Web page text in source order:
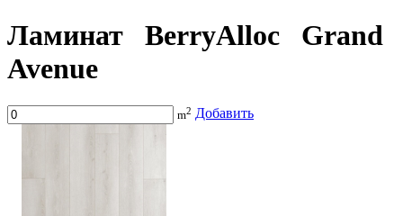
Ламинат BerryAlloc
Grand
Avenue
m2 Добавить